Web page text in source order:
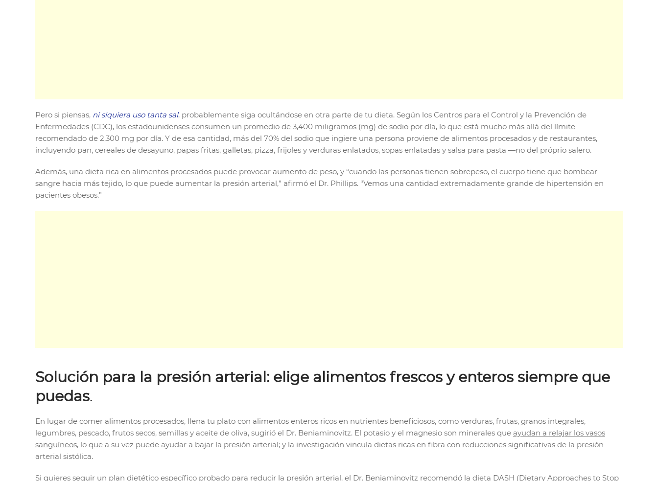
Pero si piensas, ni siquiera uso tanta sal, probablemente siga ocultándose en otra parte de tu dieta. Según los Centros para el Control y la Prevención de
Enfermedades (CDC), los estadounidenses consumen un promedio de 3,400 miligramos (mg) de sodio por día, lo que está mucho más allá del límite
recomendado de 2,300 mg por día. Y de esa cantidad, más del 70% del sodio que ingiere una persona proviene de alimentos procesados y de restaurantes,
incluyendo pan, cereales de desayuno, papas fritas, galletas, pizza, frijoles y verduras enlatados, sopas enlatadas y salsa para pasta —no del próprio salero.
Además, una dieta rica en alimentos procesados puede provocar aumento de peso, y “cuando las personas tienen sobrepeso, el cuerpo tiene que bombear
sangre hacia más tejido, lo que puede aumentar la presión arterial,” afirmó el Dr. Phillips. “Vemos una cantidad extremadamente grande de hipertensión en
pacientes obesos.”
Solución para la presión arterial: elige alimentos frescos y enteros siempre que
puedas.
En lugar de comer alimentos procesados, llena tu plato con alimentos enteros ricos en nutrientes beneficiosos, como verduras, frutas, granos integrales,
legumbres, pescado, frutos secos, semillas y aceite de oliva, sugirió el Dr. Beniaminovitz. El potasio y el magnesio son minerales que ayudan a relajar los vasos
sanguíneos, lo que a su vez puede ayudar a bajar la presión arterial; y la investigación vincula dietas ricas en fibra con reducciones significativas de la presión
arterial sistólica.
Si quieres seguir un plan dietético específico probado para reducir la presión arterial, el Dr. Beniaminovitz recomendó la dieta DASH (Dietary Approaches to Stop